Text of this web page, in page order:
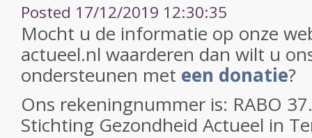
Posted 17/12/2019 12:30:35
Mocht u de informatie op onze
actueel.nl waarderen dan wilt u
ondersteunen met een donatie?
Ons rekeningnummer is: RABO
Stichting Gezondheid Actueel in